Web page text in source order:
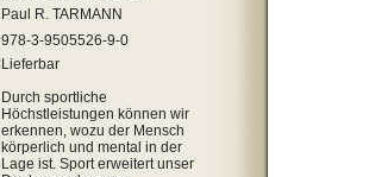
Paul R. TARMANN
978-3-9505526-9-0
Lieferbar
Durch sportliche
Höchstleistungen können wir
erkennen, wozu der Mensch
körperlich und mental in der
Lage ist. Sport erweitert unser